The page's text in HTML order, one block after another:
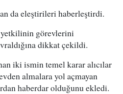
da eleştirileri haberleştirdi.
görevlerini
dikkat çekildi.
iki ismin temel karar alıcılar
almalara yol açmayan
haberdar olduğunu ekledi.